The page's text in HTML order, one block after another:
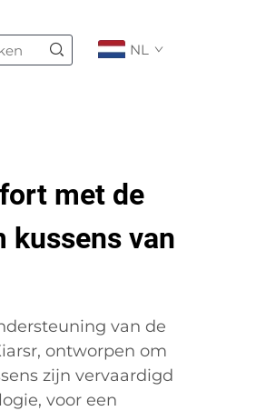
NL
met de
kussens van
van de
ontworpen om
zijn vervaardigd
voor een